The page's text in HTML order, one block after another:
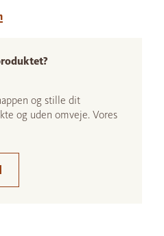
og stille dit
og uden omveje. Vores